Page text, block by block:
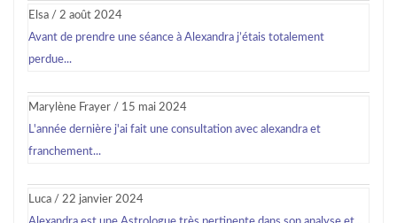
Elsa / 2 août 2024
Avant de prendre une séance à Alexandra j’étais totalement
perdue...
Marylène Frayer / 15 mai 2024
L'année dernière j'ai fait une consultation avec alexandra et
franchement...
Luca / 22 janvier 2024